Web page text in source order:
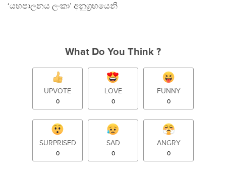
‘යහපාලනය ලංකා’ අනුග‍්‍රහයෙනි
What Do You Think ?
UPVOTE
0
LOVE
0
FUNNY
0
SURPRISED
0
SAD
0
ANGRY
0